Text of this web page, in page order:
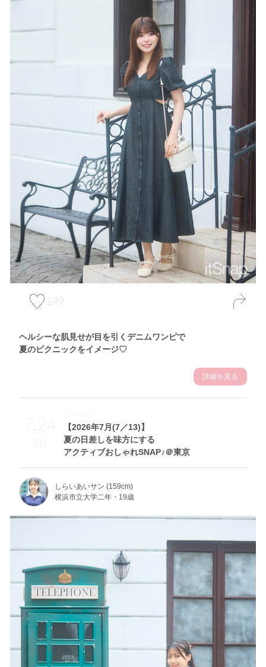
149
ヘルシーな肌見せが目を引くデニムワンピで
夏のピクニックをイメージ♡
詳細を見る
7.24
Fri
【2026年7月(7／13)】
夏の日差しを味方にする
アクティブおしゃれSNAP♪＠東京
Theme
しらいあいサン (159cm)
横浜市立大学二年・19歳